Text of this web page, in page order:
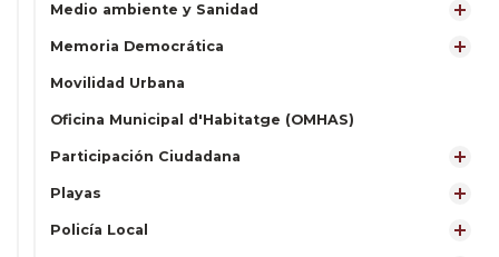
Medio ambiente y Sanidad
Memoria Democrática
Movilidad Urbana
Oficina Municipal d'Habitatge (OMHAS)
Participación Ciudadana
Playas
Policía Local